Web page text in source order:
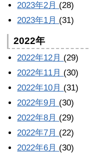
2023年2月 (28)
2023年1月 (31)
2022年
2022年12月 (29)
2022年11月 (30)
2022年10月 (31)
2022年9月 (30)
2022年8月 (29)
2022年7月 (22)
2022年6月 (30)